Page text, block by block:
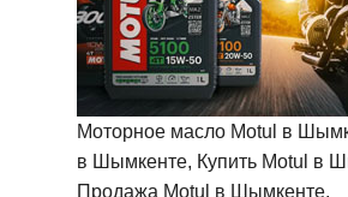
Моторное масло Motul в
в Шымкенте, Купить Motul в
Продажа Motul в Шымкенте,